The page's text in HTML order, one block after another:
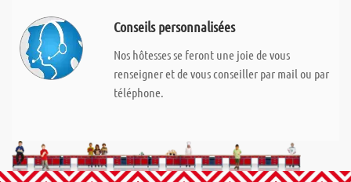
Conseils personnalisées
Nos hôtesses se feront une joie de vous
renseigner et de vous conseiller par mail ou par
téléphone.